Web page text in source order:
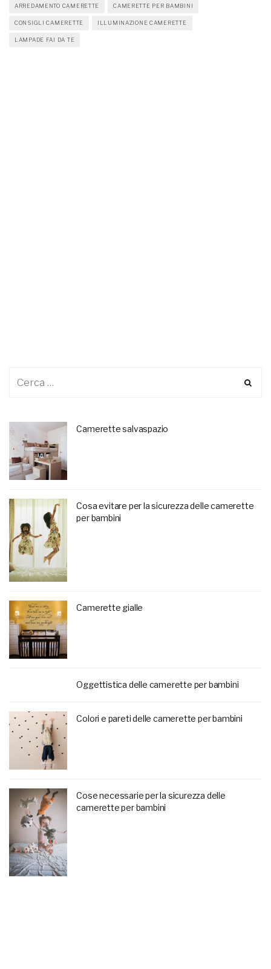
ARREDAMENTO CAMERETTE CAMERETTE PER BAMBINI
CONSIGLI CAMERETTE ILLUMINAZIONE CAMERETTE
LAMPADE FAI DA TE
Camerette salvaspazio
Cosa evitare per la sicurezza delle camerette
per bambini
Camerette gialle
Oggettistica delle camerette per bambini
Colori e pareti delle camerette per bambini
Cose necessarie per la sicurezza delle
camerette per bambini